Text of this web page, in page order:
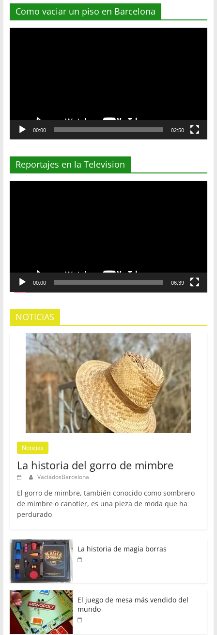
Como vaciar un piso en Barcelona
00:00 02:50
Reportajes en la Television
00:00 06:39
NOTICIAS
Noticias
La historia del gorro de mimbre
VaciadosBarcelona
El gorro de mimbre, también conocido como sombrero
de mimbre o canotier, es una pieza de moda que ha
perdurado
La historia de magia borras
El juego de mesa más vendido del
mundo